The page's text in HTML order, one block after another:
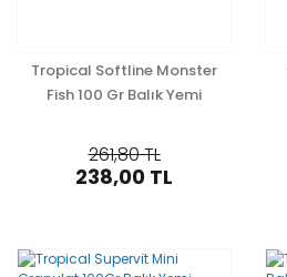
Tropical Softline Monster
Fish 100 Gr Balık Yemi
261,80 TL
238,00 TL